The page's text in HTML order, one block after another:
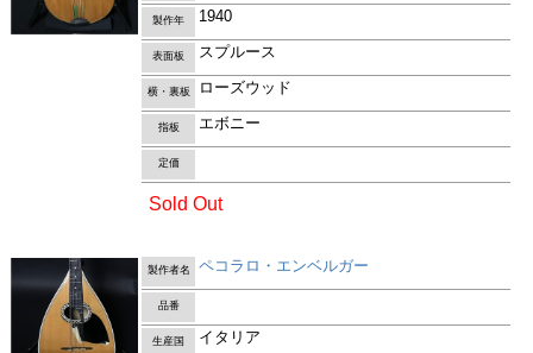
製作年 1940
表面板 スプルース
横・裏板 ローズウッド
指板 エボニー
定価
Sold Out
製作者名 ペコラロ・エンベルガー
品番
生産国 イタリア